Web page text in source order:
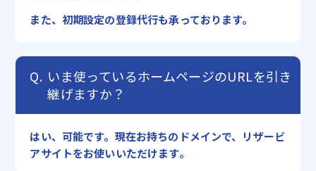
また、初期設定の登録代行も承っております。
いま使っているホームページのURLを引き
継げますか？
はい、可能です。現在お持ちのドメインで、リザービ
アサイトをお使いいただけます。